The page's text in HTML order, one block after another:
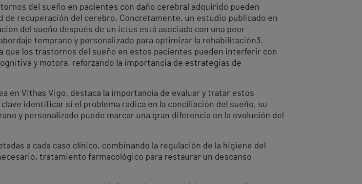
del sueño en pacientes con daño cerebral adquirido pueden
de recuperación del cerebro. Concretamente, un estudio publicado en
del sueño después de un ictus está asociada con una peor
temprano y personalizado para optimizar la rehabilitación3.
que los trastornos del sueño en estos pacientes pueden interferir con
y motora, reforzando la importancia de estrategias de
en Vithas Vigo, destaca la importancia de evaluar y tratar estos
identificar si el problema radica en la conciliación del sueño, su
y personalizado puede marcar una gran diferencia en la evolución del
a cada caso clínico, combinando la regulación de la higiene del
tratamiento farmacológico para restaurar un descanso